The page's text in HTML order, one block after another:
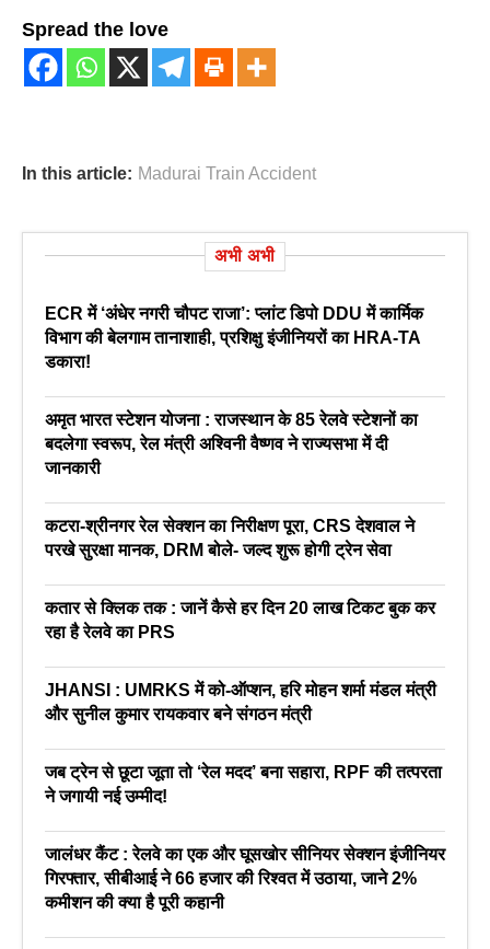
Spread the love
In this article: Madurai Train Accident
अभी अभी
ECR में ‘अंधेर नगरी चौपट राजा’: प्लांट डिपो DDU में कार्मिक
विभाग की बेलगाम तानाशाही, प्रशिक्षु इंजीनियरों का HRA-TA
डकारा!
अमृत भारत स्टेशन योजना : राजस्थान के 85 रेलवे स्टेशनों का
बदलेगा स्वरूप, रेल मंत्री अश्विनी वैष्णव ने राज्यसभा में दी
जानकारी
कटरा-श्रीनगर रेल सेक्शन का निरीक्षण पूरा, CRS देशवाल ने
परखे सुरक्षा मानक, DRM बोले- जल्द शुरू होगी ट्रेन सेवा
कतार से क्लिक तक : जानें कैसे हर दिन 20 लाख टिकट बुक कर
रहा है रेलवे का PRS
JHANSI : UMRKS में को-ऑप्शन, हरि मोहन शर्मा मंडल मंत्री
और सुनील कुमार रायकवार बने संगठन मंत्री
जब ट्रेन से छूटा जूता तो ‘रेल मदद’ बना सहारा, RPF की तत्परता
ने जगायी नई उम्मीद!
जालंधर कैंट : रेलवे का एक और घूसखोर सीनियर सेक्शन इंजीनियर
गिरफ्तार, सीबीआई ने 66 हजार की रिश्वत में उठाया, जाने 2%
कमीशन की क्या है पूरी कहानी